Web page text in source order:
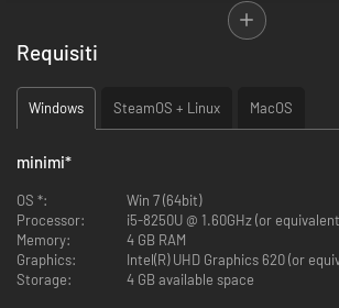
Neo Berlino, 2062. Tina, un'orfana di nove anni, vive
grosso e impacciato robot guardiano, in un riparo
Neo-Berlino, una megalopoli oscura controllata
sola rovistando nei cassonetti della città e
rottami. Il suo strambo robot, programmato per
importante: completare il suo progetto per salvare
Tina e SAM si imbarcano in un'avventura incredibile
diverse piene di creature robotiche e esseri umani
enigmi e dialoghi emozionanti scopriranno il vero
Requisiti
Windows SteamOS + Linux MacOS
minimi*
OS *:
Win 7 (64bit)
Processor:
i5-8250U @ 1.60GHz (or
Memory:
4 GB RAM
Graphics:
Intel(R) UHD Graphics 620 (or
Storage:
4 GB available space